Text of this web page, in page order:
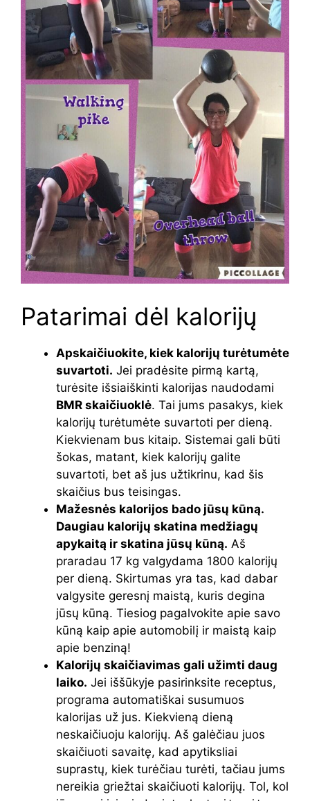
Patarimai dėl kalorijų
Apskaičiuokite, kiek kalorijų turėtumėte
suvartoti. Jei pradėsite pirmą kartą,
turėsite išsiaiškinti kalorijas naudodami
BMR skaičiuoklė. Tai jums pasakys, kiek
kalorijų turėtumėte suvartoti per dieną.
Kiekvienam bus kitaip. Sistemai gali būti
šokas, matant, kiek kalorijų galite
suvartoti, bet aš jus užtikrinu, kad šis
skaičius bus teisingas.
Mažesnės kalorijos bado jūsų kūną.
Daugiau kalorijų skatina medžiagų
apykaitą ir skatina jūsų kūną. Aš
praradau 17 kg valgydama 1800 kalorijų
per dieną. Skirtumas yra tas, kad dabar
valgysite geresnį maistą, kuris degina
jūsų kūną. Tiesiog pagalvokite apie savo
kūną kaip apie automobilį ir maistą kaip
apie benziną!
Kalorijų skaičiavimas gali užimti daug
laiko. Jei iššūkyje pasirinksite receptus,
programa automatiškai susumuos
kalorijas už jus. Kiekvieną dieną
neskaičiuoju kalorijų. Aš galėčiau juos
skaičiuoti savaitę, kad apytiksliai
suprastų, kiek turėčiau turėti, tačiau jums
nereikia griežtai skaičiuoti kalorijų. Tol, kol